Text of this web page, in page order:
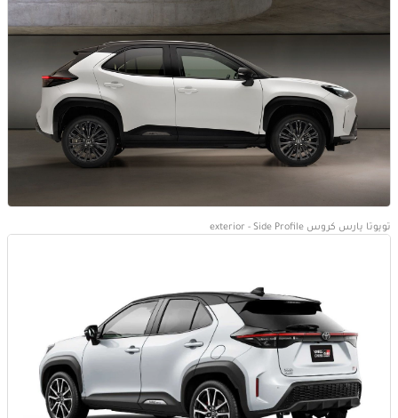
تويوتا يارس كروس exterior - Side Profile